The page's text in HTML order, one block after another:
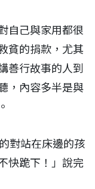
自己與家用都很
貧的捐款，尤其
善行故事的人到
，內容多半是與
對站在床邊的孩
快跪下！」說完